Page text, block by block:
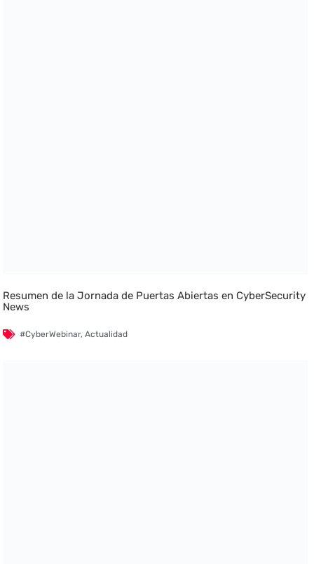
Resumen de la Jornada de Puertas Abiertas en CyberSecurity
News
#CyberWebinar,Actualidad